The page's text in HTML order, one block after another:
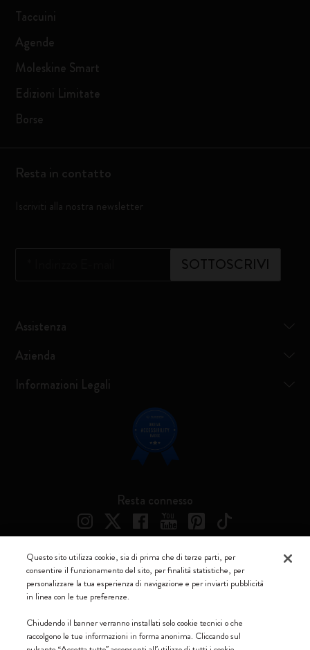
Taccuini
Agende
Moleskine Smart
Edizioni Limitate
Borse
Resta in contatto
Iscriviti alla nostra newsletter
SOTTOSCRIVI
Assistenza
Azienda
Informazioni Legali
Resta connesso
Moleskine ® è un marchio registrato di Moleskine Srl a socio unico
Moleskine srl a socio unico - Via Bergognone, 34 – 20144 Milano -
Soc. €2.181.513,42
Questo sito utilizza cookie, sia di prima che di terze parti, per
consentire il funzionamento del sito, per finalità statistiche, per
personalizzare la tua esperienza di navigazione e per inviarti pubblicità
in linea con le tue preferenze.
Chiudendo il banner verranno installati solo cookie tecnici o che
raccolgono le tue informazioni in forma anonima. Cliccando sul